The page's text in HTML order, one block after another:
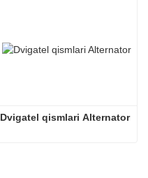
Dvigatel qismlari Alternator